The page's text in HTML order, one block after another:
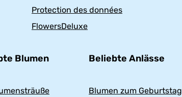
Protection des données
FlowersDeluxe
Blumen Beliebte Anlässe
Blumen zum Geburtstag